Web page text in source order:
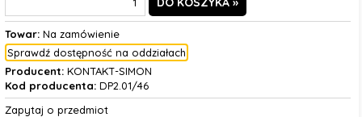
Towar:Na zamówienie
Sprawdź dostępność na oddziałach
Producent:KONTAKT-SIMON
Kod producenta:DP2.01/46
Zapytaj o przedmiot